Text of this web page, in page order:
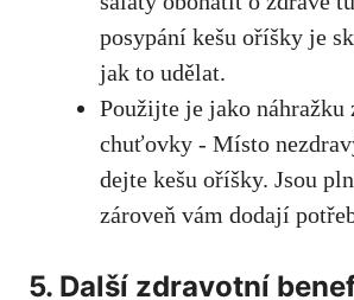
posypání ⁢kešu ‌oříšky je
jak to udělat.
Použijte je jako náhražku
chuťovky⁤ -‍ Místo‌
dejte kešu⁢ oříšky. Jsou
zároveň ‌vám dodají⁢
5. Další zdravotní